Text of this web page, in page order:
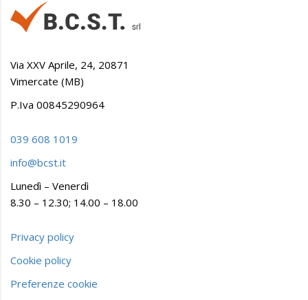
Via XXV Aprile, 24, 20871
Vimercate (MB)
P.Iva 00845290964
039 608 1019
info@bcst.it
Lunedì – Venerdì
8.30 – 12.30; 14.00 – 18.00
Privacy policy
Cookie policy
Preferenze cookie